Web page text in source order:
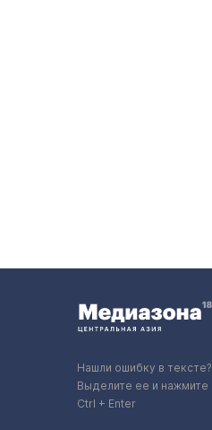
Нашли ошибку в тексте?
Выделите ее и нажмите
Ctrl + Enter